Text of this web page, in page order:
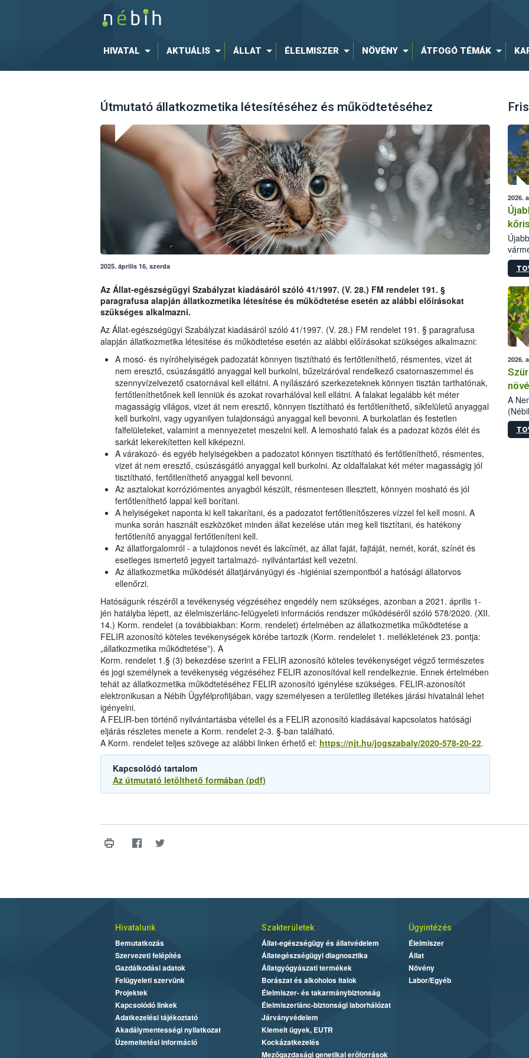
HIVATAL AKTUÁLIS ÁLLAT ÉLELMISZER NÖVÉNY ÁTFOGÓ TÉMÁK
Útmutató állatkozmetika létesítéséhez és működtetéséhez
2025. április 16, szerda
Az Állat-egészségügyi Szabályzat kiadásáról szóló 41/1997. (V. 28.) FM rendelet 191. §
paragrafusa alapján állatkozmetika létesítése és működtetése esetén az alábbi előírásokat
szükséges alkalmazni.
Az Állat-egészségügyi Szabályzat kiadásáról szóló 41/1997. (V. 28.) FM rendelet 191. § paragrafusa
alapján állatkozmetika létesítése és működtetése esetén az alábbi előírásokat szükséges alkalmazni:
A mosó- és nyíróhelyiségek padozatát könnyen tisztítható és fertőtleníthető, résmentes, vizet át
nem eresztő, csúszásgátló anyaggal kell burkolni, bűzelzáróval rendelkező csatornaszemmel és
szennyvízelvezető csatornával kell ellátni. A nyílászáró szerkezeteknek könnyen tisztán tarthatónak,
fertőtleníthetőnek kell lenniük és azokat rovarhálóval kell ellátni. A falakat legalább két méter
magasságig világos, vizet át nem eresztő, könnyen tisztítható és fertőtleníthető, síkfelületű anyaggal
kell burkolni, vagy ugyanilyen tulajdonságú anyaggal kell bevonni. A burkolatlan és festetlen
falfelületeket, valamint a mennyezetet meszelni kell. A lemosható falak és a padozat közös élét és
sarkát lekerekítetten kell kiképezni.
A várakozó- és egyéb helyiségekben a padozatot könnyen tisztítható és fertőtleníthető, résmentes,
vizet át nem eresztő, csúszásgátló anyaggal kell burkolni. Az oldalfalakat két méter magasságig jól
tisztítható, fertőtleníthető anyaggal kell bevonni.
Az asztalokat korróziómentes anyagból készült, résmentesen illesztett, könnyen mosható és jól
fertőtleníthető lappal kell borítani.
A helyiségeket naponta ki kell takarítani, és a padozatot fertőtlenítőszeres vízzel fel kell mosni. A
munka során használt eszközöket minden állat kezelése után meg kell tisztítani, és hatékony
fertőtlenítő anyaggal fertőtleníteni kell.
Az állatforgalomról - a tulajdonos nevét és lakcímét, az állat faját, fajtáját, nemét, korát, színét és
esetleges ismertető jegyeit tartalmazó- nyilvántartást kell vezetni.
Az állatkozmetika működését állatjárványügyi és -higiéniai szempontból a hatósági állatorvos
ellenőrzi.
Hatóságunk részéről a tevékenység végzéséhez engedély nem szükséges, azonban a 2021. április 1-
jén hatályba lépett, az élelmiszerlánc-felügyeleti információs rendszer működéséről szóló 578/2020. (XII.
14.) Korm. rendelet (a továbbiakban: Korm. rendelet) értelmében az állatkozmetika működtetése a
FELIR azonosító köteles tevékenységek körébe tartozik (Korm. rendelelet 1. mellékletének 23. pontja:
„állatkozmetika működtetése”). A
Korm. rendelet 1.§ (3) bekezdése szerint a FELIR azonosító köteles tevékenységet végző természetes
és jogi személynek a tevékenység végzéséhez FELIR azonosítóval kell rendelkeznie. Ennek értelmében
tehát az állatkozmetika működtetéséhez FELIR azonosító igénylése szükséges. FELIR-azonosítót
elektronikusan a Nébih Ügyfélprofiljában, vagy személyesen a területileg illetékes járási hivatalnál lehet
igényelni.
A FELIR-ben történő nyilvántartásba vétellel és a FELIR azonosító kiadásával kapcsolatos hatósági
eljárás részletes menete a Korm. rendelet 2-3. §-ban található.
A Korm. rendelet teljes szövege az alábbi linken érhető el: https://njt.hu/jogszabaly/2020-578-20-22.
Kapcsolódó tartalom
Az útmutató letölthető formában (pdf)
2026.
2026.
A
Hivatalunk
Bemutatkozás
Szervezeti felépítés
Gazdálkodási adatok
Felügyeleti szervünk
Projektek
Kapcsolódó linkek
Adatkezelési tájékoztató
Akadálymentességi nyilatkozat
Üzemeltetési információ
Szakterületek
Állat-egészségügy és állatvédelem
Állategészségügyi diagnosztika
Állatgyógyászati termékek
Borászat és alkoholos italok
Élelmiszer- és takarmánybiztonság
Élelmiszerlánc-biztonsági laborhálózat
Járványvédelem
Kiemelt ügyek, EUTR
Kockázatkezelés
Mezőgazdasági genetikai erőforrások
Ügyintézés
Élelmiszer
Állat
Növény
Labor/Egyéb